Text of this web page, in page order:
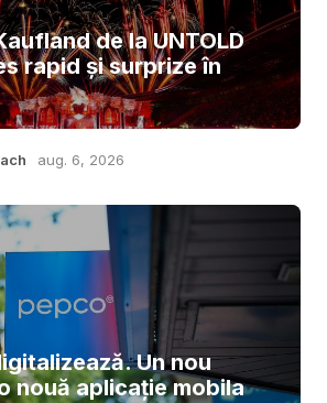
de la UNTOLD
rapid și surprize în
aug. 6, 2026
Un nou
nouă aplicație mobila